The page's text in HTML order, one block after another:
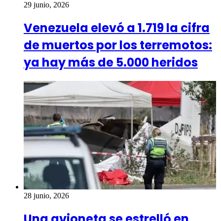
29 junio, 2026
Venezuela elevó a 1.719 la cifra
de muertos por los terremotos:
ya hay más de 5.000 heridos
28 junio, 2026